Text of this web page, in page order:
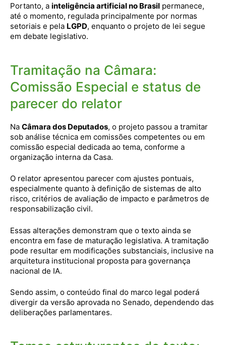
Portanto, a inteligência artificial no Brasil permanece,
até o momento, regulada principalmente por normas
setoriais e pela LGPD, enquanto o projeto de lei segue
em debate legislativo.
Tramitação na Câmara:
Comissão Especial e status de
parecer do relator
Na Câmara dos Deputados, o projeto passou a tramitar
sob análise técnica em comissões competentes ou em
comissão especial dedicada ao tema, conforme a
organização interna da Casa.
O relator apresentou parecer com ajustes pontuais,
especialmente quanto à definição de sistemas de alto
risco, critérios de avaliação de impacto e parâmetros de
responsabilização civil.
Essas alterações demonstram que o texto ainda se
encontra em fase de maturação legislativa. A tramitação
pode resultar em modificações substanciais, inclusive na
arquitetura institucional proposta para governança
nacional de IA.
Sendo assim, o conteúdo final do marco legal poderá
divergir da versão aprovada no Senado, dependendo das
deliberações parlamentares.